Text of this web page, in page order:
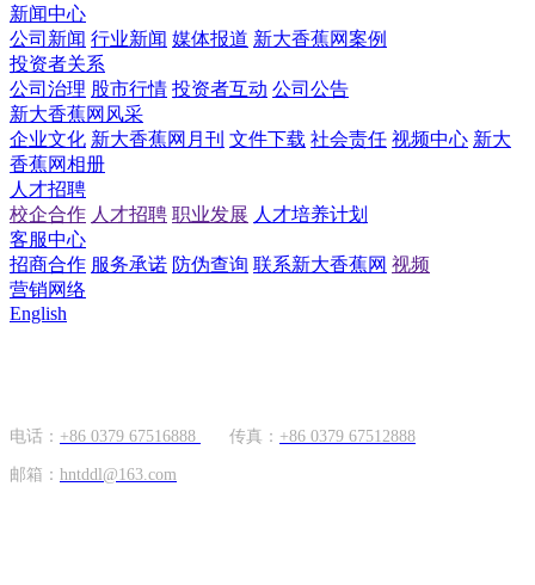
新闻中心
公司新闻 行业新闻 媒体报道 新大香蕉网案例
投资者关系
公司治理 股市行情 投资者互动 公司公告
新大香蕉网风采
企业文化 新大香蕉网月刊 文件下载 社会责任 视频中心 新大
香蕉网相册
人才招聘
校企合作 人才招聘 职业发展 人才培养计划
客服中心
招商合作 服务承诺 防伪查询 联系新大香蕉网 视频
营销网络
English
电话： +86 0379 67516888 传真： +86 0379 67512888
邮箱： hntddl@163.com